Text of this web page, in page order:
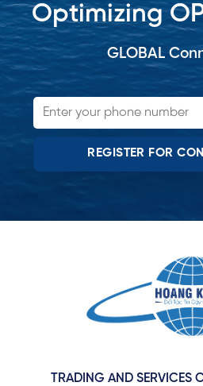
Optimizing
GLOBAL
TRADING AND SERVICES